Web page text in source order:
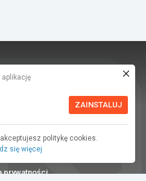
ZAINSTALUJ
politykę cookies.
się więcej
społecznościowa i
fanów motoryzacji.
prywatności